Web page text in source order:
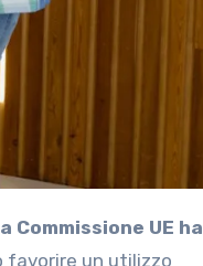
Commissione UE ha
favorire un utilizzo